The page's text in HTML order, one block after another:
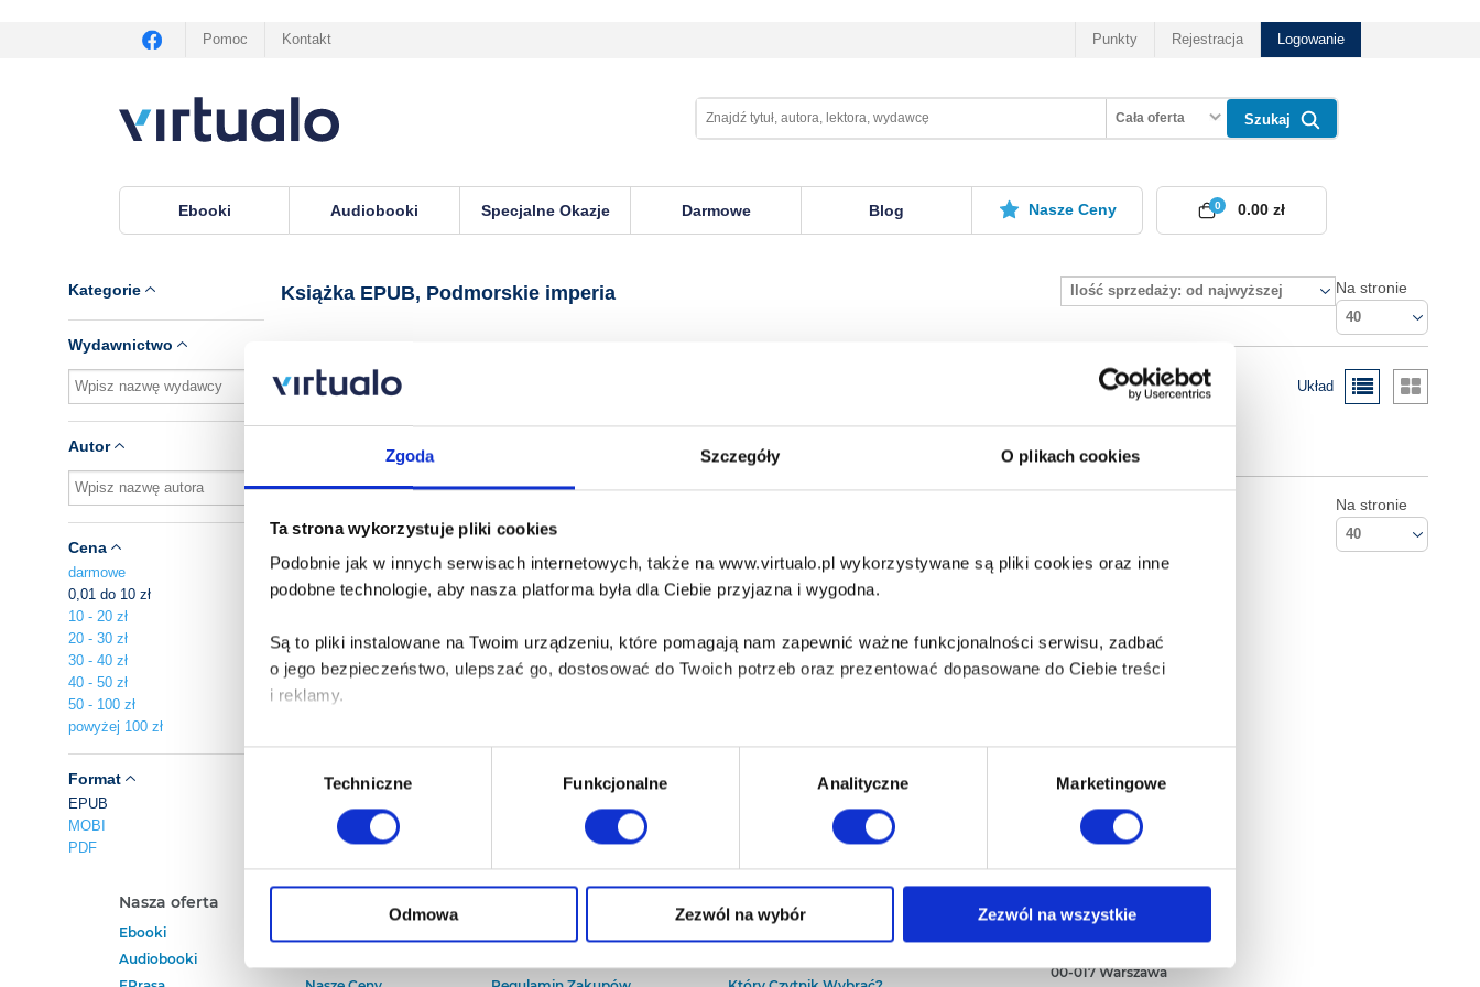
Zgoda Szczegóły O plikach cookies
Ta strona wykorzystuje pliki cookies
Podobnie jak w innych serwisach internetowych, także na www.virtualo.pl wykorzystywane są pliki cookies oraz inne
podobne technologie, aby nasza platforma była dla Ciebie przyjazna i wygodna.
Są to pliki instalowane na Twoim urządzeniu, które pomagają nam zapewnić ważne funkcjonalności serwisu, zadbać
o jego bezpieczeństwo, ulepszać go, dostosować do Twoich potrzeb oraz prezentować dopasowane do Ciebie treści
i reklamy.
Poza plikami, które są nam niezbędne do prawidłowego i bezpiecznego działania serwisu - są także takie, które wymagają
Twojej zgody.
Każda udzielona zgoda poprawi Twoje doświadczenia jeśli jesteś naszym Użytkownikiem.
Wybór
Techniczne Funkcjonalne Analityczne Marketingowe
Odmowa Zezwól na wybór Zezwól na wszystkie
Pomoc Kontakt Punkty Rejestracja Logowanie
Cała oferta Szukaj
Ebooki Audiobooki Specjalne Okazje Darmowe Blog Nasze Ceny 0
0.00 zł
Kategorie
Wydawnictwo
Autor
Cena
darmowe
0,01 do 10 zł
10 - 20 zł
20 - 30 zł
30 - 40 zł
40 - 50 zł
50 - 100 zł
powyżej 100 zł
Format
EPUB
MOBI
PDF
Książka EPUB, Podmorskie imperia Ilość sprzedaży: od najwyższej Na stronie
40
Układ
Na stronie
40
Nasza oferta
Ebooki
Audiobooki
Baza wiedzy
Empik S.A
00-017 Warszawa